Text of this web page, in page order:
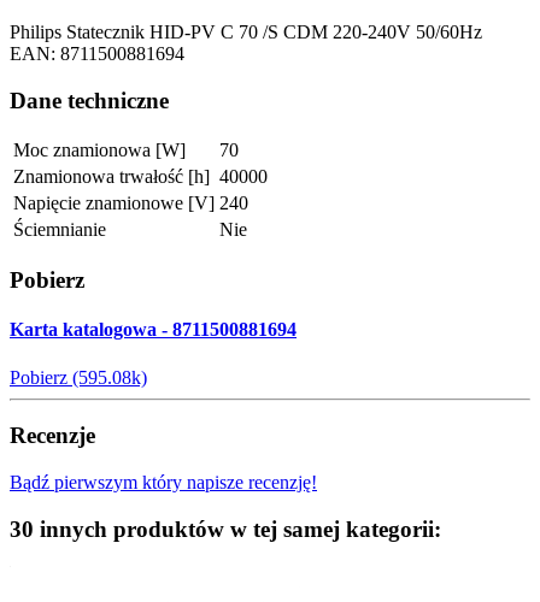
Philips Statecznik HID-PV C 70 /S CDM 220-240V 50/60Hz
EAN: 8711500881694
Dane techniczne
Moc znamionowa [W]
70
Znamionowa trwałość [h] 40000
Napięcie znamionowe [V] 240
Ściemnianie
Nie
Pobierz
Karta katalogowa - 8711500881694
Pobierz (595.08k)
Recenzje
Bądź pierwszym który napisze recenzję!
30 innych produktów w tej samej kategorii: